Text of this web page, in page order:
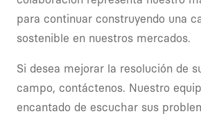
para continuar construyendo una
sostenible en nuestros mercados.
Si desea mejorar la resolución de
campo, contáctenos. Nuestro
encantado de escuchar sus